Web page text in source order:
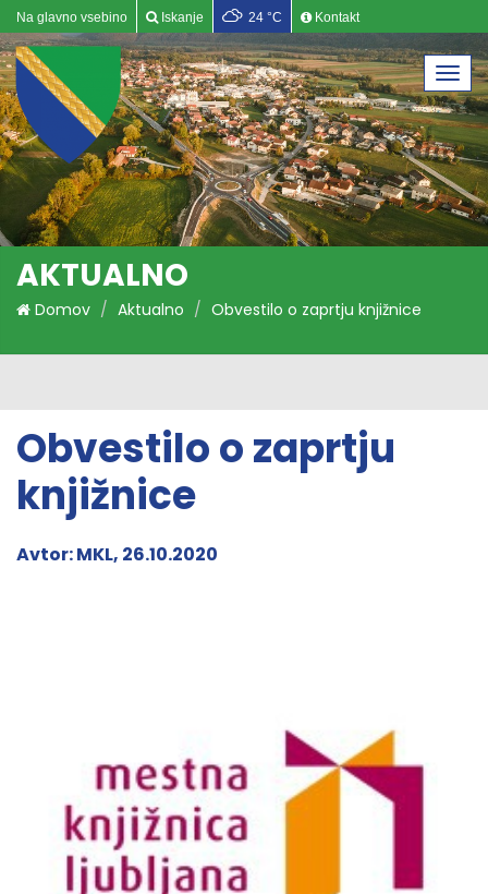
Na glavno vsebino Iskanje 24 °C Kontakt
AKTUALNO
Domov Aktualno Obvestilo o zaprtju knjižnice
Obvestilo o zaprtju
knjižnice
Avtor: MKL, 26.10.2020